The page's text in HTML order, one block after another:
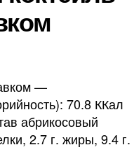
—
70.8 ККал
абрикосовый
2.7 г. жиры, 9.4 г.